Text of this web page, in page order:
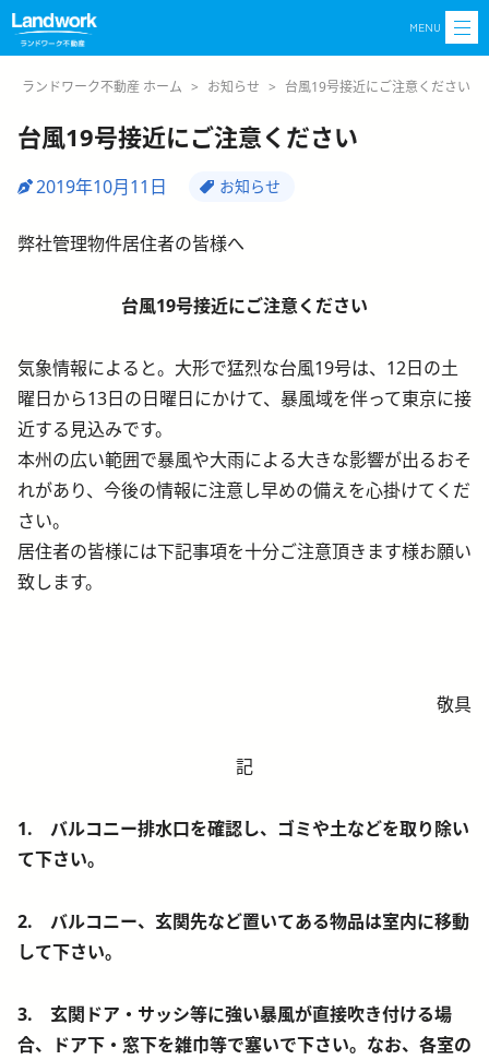
MENU
ランドワーク不動産 ホーム > お知らせ > 台風19号接近にご注意ください
台風19号接近にご注意ください
2019年10月11日 お知らせ
弊社管理物件居住者の皆様へ
台風19号接近にご注意ください
気象情報によると。大形で猛烈な台風19号は、12日の土
曜日から13日の日曜日にかけて、暴風域を伴って東京に接
近する見込みです。
本州の広い範囲で暴風や大雨による大きな影響が出るおそ
れがあり、今後の情報に注意し早めの備えを心掛けてくだ
さい。
居住者の皆様には下記事項を十分ご注意頂きます様お願い
致します。
敬具
記
1. バルコニー排水口を確認し、ゴミや土などを取り除い
て下さい。
2. バルコニー、玄関先など置いてある物品は室内に移動
して下さい。
3. 玄関ドア・サッシ等に強い暴風が直接吹き付ける場
合、ドア下・窓下を雑巾等で塞いで下さい。なお、各室の